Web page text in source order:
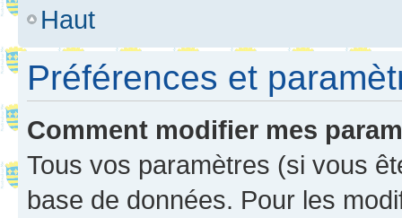
Haut
Préférences et
Comment modifier mes
Tous vos paramètres (si vous
base de données. Pour les